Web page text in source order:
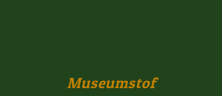
Museumstof